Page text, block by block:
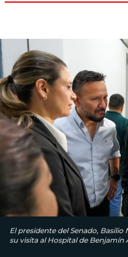
El presidente del Senado,
su visita al Hospital de Benjamín